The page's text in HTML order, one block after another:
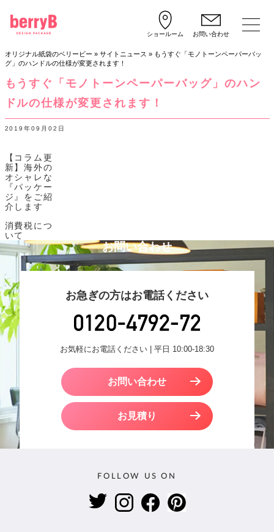
ショールーム お問い合わせ
オリジナル紙袋のベリービー » サイトニュース » もうすぐ「モノトーンペーパーバッ
グ」のハンドルの仕様が変更されます！
もうすぐ「モノトーンペーパーバッグ」のハン
ドルの仕様が変更されます！
2019年09月02日
【コラム更
新】海外の
オシャレな
『パッケー
ジ』をご紹
介します
消費税につ
いて
お問い合わせ
お急ぎの方はお電話ください
お気軽にお電話ください | 平日 10:00-18:30
お問い合わせ
お見積り
FOLLOW US ON